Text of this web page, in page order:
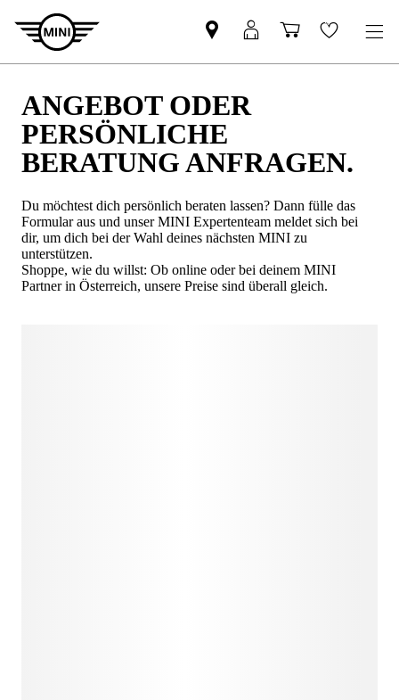
ANGEBOT ODER
PERSÖNLICHE
BERATUNG ANFRAGEN.
Du möchtest dich persönlich beraten lassen? Dann fülle das
Formular aus und unser MINI Expertenteam meldet sich bei
dir, um dich bei der Wahl deines nächsten MINI zu
unterstützen.
Shoppe, wie du willst: Ob online oder bei deinem MINI
Partner in Österreich, unsere Preise sind überall gleich.